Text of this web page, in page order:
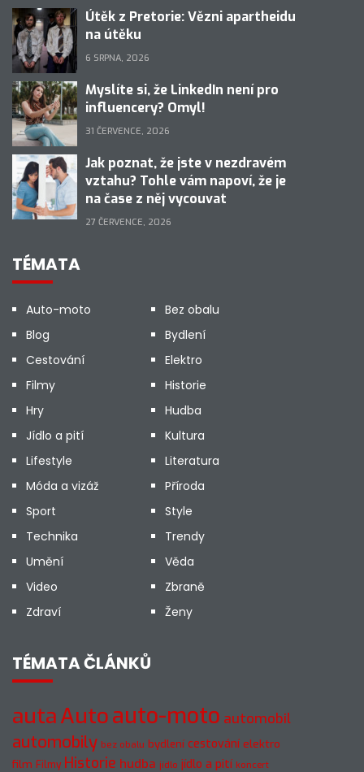
Útěk z Pretorie: Vězni apartheidu
na útěku
6 SRPNA, 2026
Myslíte si, že LinkedIn není pro
influencery? Omyl!
31 ČERVENCE, 2026
Jak poznat, že jste v nezdravém
vztahu? Tohle vám napoví, že je
na čase z něj vycouvat
27 ČERVENCE, 2026
TÉMATA
Auto-moto
Bez obalu
Blog
Bydlení
Cestování
Elektro
Filmy
Historie
Hry
Hudba
Jídlo a pití
Kultura
Lifestyle
Literatura
Móda a vizáž
Příroda
Sport
Style
Technika
Trendy
Umění
Věda
Video
Zbraně
Zdraví
Ženy
TÉMATA ČLÁNKŮ
autaAutoauto-moto automobil
automobily bez obalu bydlení cestování elektro
film Filmy Historie hudba jídlo jídlo a pití koncert